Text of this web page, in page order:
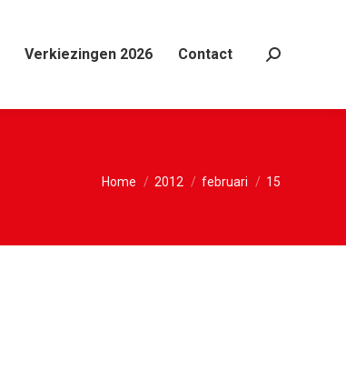
Verkiezingen 2026 Contact Search:
Je bent hier:
Home 2012 februari 15